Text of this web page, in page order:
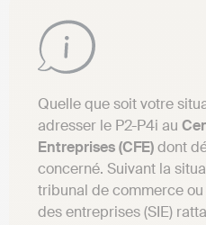
Quelle que soit votre
adresser le P2-P4i au
Entreprises (CFE)dont
concerné. Suivant la
tribunal de commerce
des entreprises (SIE)